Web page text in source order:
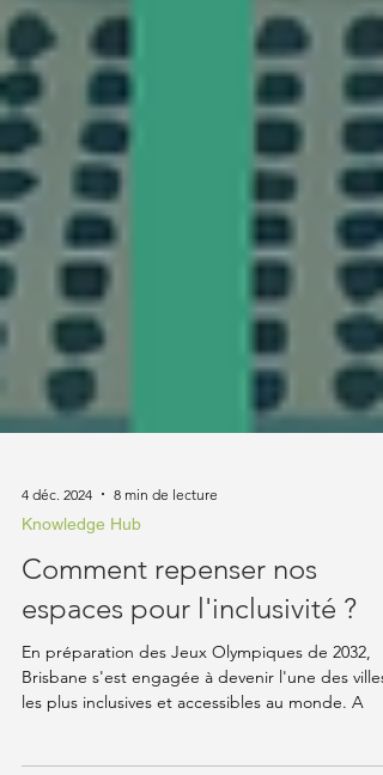
4 déc. 2024 8 min de lecture
Knowledge Hub
Comment repenser nos
espaces pour l'inclusivité ?
Brisbane s'est engagée à devenir l'une des villes